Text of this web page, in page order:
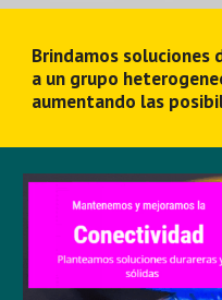
Brindamos
a un grupo
aumentando las